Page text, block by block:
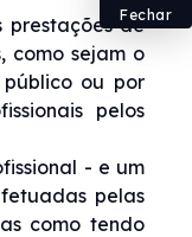
Fechar
prestações de
como sejam o
ou por
pelos
- e um
pelas
como tendo